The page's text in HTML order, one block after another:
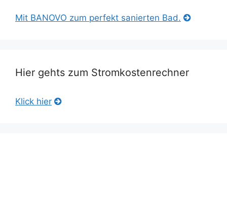
Mit BANOVO zum perfekt sanierten Bad.
Hier gehts zum Stromkostenrechner
Klick hier